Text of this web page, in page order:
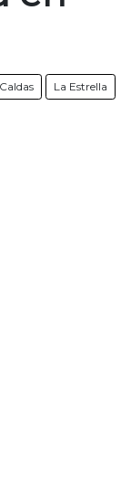
Caldas La Estrella